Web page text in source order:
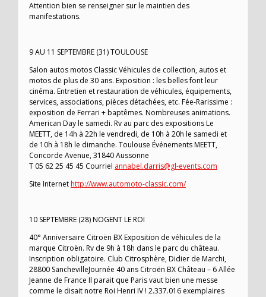
Attention bien se renseigner sur le maintien des
manifestations.
9 AU 11 SEPTEMBRE (31) TOULOUSE
Salon autos motos Classic Véhicules de collection, autos et
motos de plus de 30 ans. Exposition : les belles font leur
cinéma. Entretien et restauration de véhicules, équipements,
services, associations, pièces détachées, etc. Fée-Rarissime :
exposition de Ferrari + baptêmes. Nombreuses animations.
American Day le samedi. Rv au parc des expositions Le
MEETT, de 14h à 22h le vendredi, de 10h à 20h le samedi et
de 10h à 18h le dimanche. Toulouse Événements MEETT,
Concorde Avenue, 31840 Aussonne
T 05 62 25 45 45 Courriel annabel.darris@gl-events.com
Site Internethttp://www.automoto-classic.com/
10 SEPTEMBRE (28) NOGENT LE ROI
40° Anniversaire Citroën BX Exposition de véhicules de la
marque Citroën. Rv de 9h à 18h dans le parc du château.
Inscription obligatoire. Club Citrosphère, Didier de Marchi,
28800 SanchevilleJournée 40 ans Citroën BX Château – 6 Allée
Jeanne de France Il parait que Paris vaut bien une messe
comme le disait notre Roi Henri IV ! 2.337.016 exemplaires